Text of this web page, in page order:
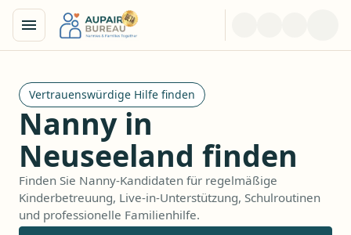
Vertrauenswürdige Hilfe finden
Nanny in
Neuseeland finden
Finden Sie Nanny-Kandidaten für regelmäßige
Kinderbetreuung, Live-in-Unterstützung, Schulroutinen
und professionelle Familienhilfe.